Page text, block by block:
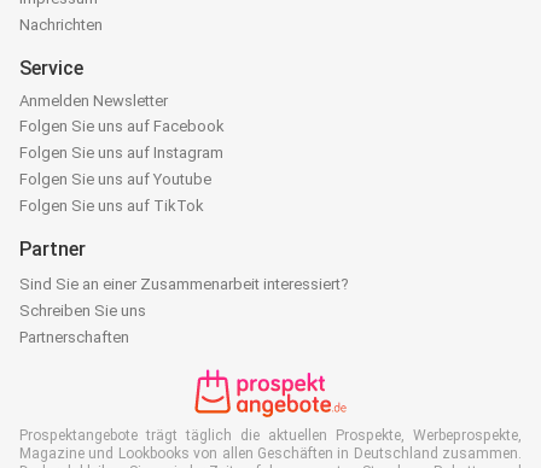
Nachrichten
Service
Anmelden Newsletter
Folgen Sie uns auf Facebook
Folgen Sie uns auf Instagram
Folgen Sie uns auf Youtube
Folgen Sie uns auf TikTok
Partner
Sind Sie an einer Zusammenarbeit interessiert?
Schreiben Sie uns
Partnerschaften
Prospektangebote trägt täglich die aktuellen Prospekte, Werbeprospekte,
Magazine und Lookbooks von allen Geschäften in Deutschland zusammen.